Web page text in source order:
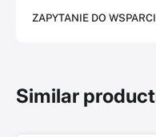
ZAPYTANIE DO
Similar